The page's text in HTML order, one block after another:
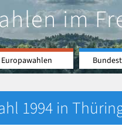
im
Europawahlen
1994 in